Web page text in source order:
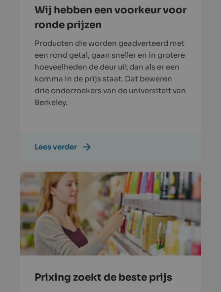
Wij hebben een voorkeur voor
ronde prijzen
Producten die worden geadverteerd met
een rond getal, gaan sneller en in grotere
hoeveelheden de deur uit dan als er een
komma in de prijs staat. Dat beweren
drie onderzoekers van de universiteit van
Berkeley.
Lees verder
Prixing zoekt de beste prijs